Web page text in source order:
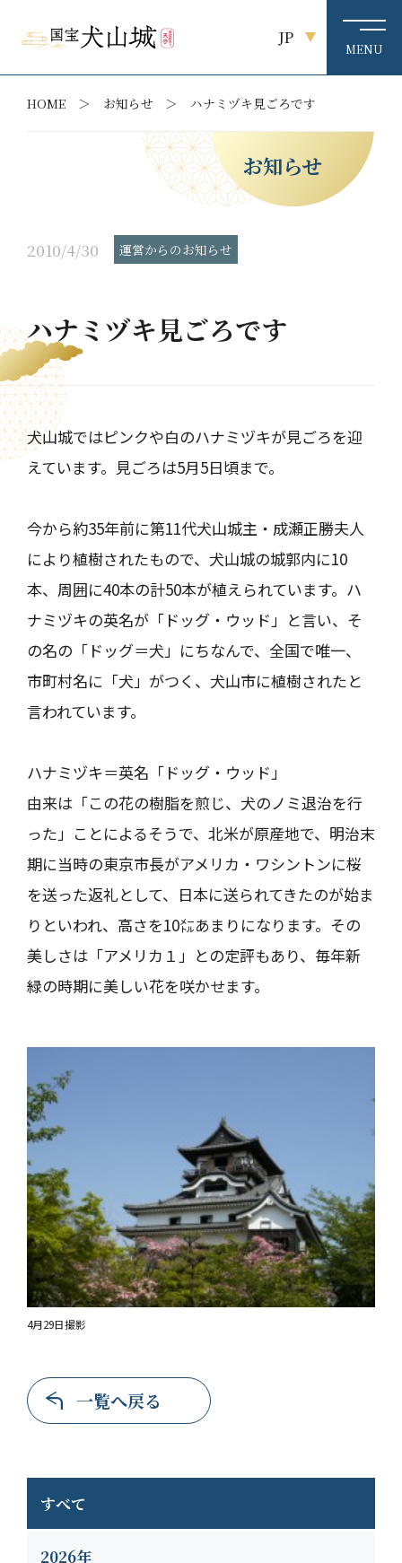
JP
HOME お知らせ ハナミヅキ見ごろです
すべて
2026年
お知らせ
2010/4/30 運営からのお知らせ
ハナミヅキ見ごろです
犬山城ではピンクや白のハナミヅキが見ごろを迎
えています。見ごろは5月5日頃まで。
今から約35年前に第11代犬山城主・成瀬正勝夫人
により植樹されたもので、犬山城の城郭内に10
本、周囲に40本の計50本が植えられています。ハ
ナミヅキの英名が「ドッグ・ウッド」と言い、そ
の名の「ドッグ＝犬」にちなんで、全国で唯一、
市町村名に「犬」がつく、犬山市に植樹されたと
言われています。
ハナミヅキ＝英名「ドッグ・ウッド」
由来は「この花の樹脂を煎じ、犬のノミ退治を行
った」ことによるそうで、北米が原産地で、明治末
期に当時の東京市長がアメリカ・ワシントンに桜
を送った返礼として、日本に送られてきたのが始ま
りといわれ、高さを10㍍あまりになります。その
美しさは「アメリカ１」との定評もあり、毎年新
緑の時期に美しい花を咲かせます。
4月29日撮影
一覧へ戻る